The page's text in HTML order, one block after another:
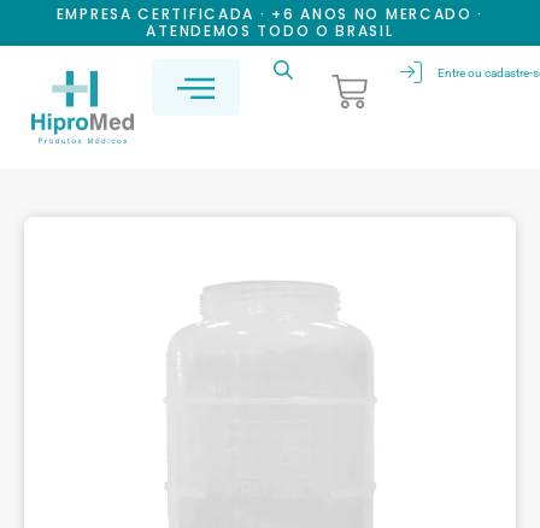
EMPRESA CERTIFICADA · +6 ANOS NO MERCADO ·
ATENDEMOS TODO O BRASIL
Entre ou cadastre-